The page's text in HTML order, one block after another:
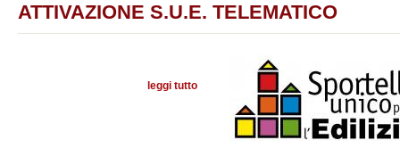
ATTIVAZIONE S.U.E. TELEMATICO
leggi tuttosu